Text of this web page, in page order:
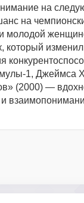
на
на
молодой
который
1, Джеймса
(2000) —
и